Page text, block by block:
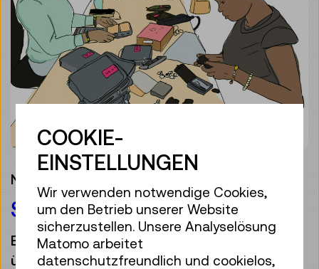
Nachhaltigkeit
SALON OF OPEN SECRETS
Es gibt keinen Planeten B, deswegen
überlegen wir in diesem Workshop, wie
COOKIE-
EINSTELLUNGEN
Wir verwenden notwendige Cookies,
um den Betrieb unserer Website
sicherzustellen. Unsere Analyselösung
Matomo arbeitet
datenschutzfreundlich und cookielos,